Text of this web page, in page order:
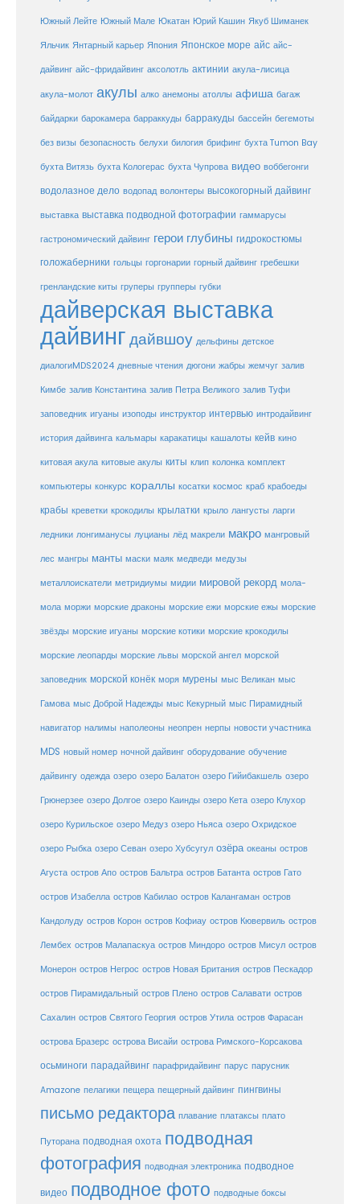
Южный Лейте Южный Мале Юкатан Юрий Кашин Якуб Шиманек
Яльчик Янтарный карьер Япония Японское море айс айс-
дайвинг айс-фридайвинг аксолотль актинии акула-лисица
акула-молот акулы алко анемоны атоллы афиша багаж
байдарки барокамера барраккуды барракуды бассейн бегемоты
без визы безопасность белухи билогия брифинг бухта Tumon Bay
бухта Витязь бухта Кологерас бухта Чупрова видео воббегонги
водолазное дело водопад волонтеры высокогорный дайвинг
выставка выставка подводной фотографии гаммарусы
гастрономический дайвинг герои глубины гидрокостюмы
голожаберники гольцы горгонарии горный дайвинг гребешки
гренландские киты груперы групперы губки
дайверская выставка
дайвингдайвшоу дельфины детское
диалогиMDS2024 дневные чтения дюгони жабры жемчуг залив
Кимбе залив Константина залив Петра Великого залив Туфи
заповедник игуаны изоподы инструктор интервью интродайвинг
история дайвинга кальмары каракатицы кашалоты кейв кино
китовая акула китовые акулы киты клип колонка комплект
компьютеры конкурс кораллы косатки космос краб крабоеды
крабы креветки крокодилы крылатки крыло лангусты ларги
ледники лонгиманусы луцианы лёд макрели макро мангровый
лес мангры манты маски маяк медведи медузы
металлоискатели метридиумы мидии мировой рекорд мола-
мола моржи морские драконы морские ежи морские ежы морские
звёзды морские игуаны морские котики морские крокодилы
морские леопарды морские львы морской ангел морской
заповедник морской конёк моря мурены мыс Великан мыс
Гамова мыс Доброй Надежды мыс Кекурный мыс Пирамидный
навигатор налимы наполеоны неопрен нерпы новости участника
MDS новый номер ночной дайвинг оборудование обучение
дайвингу одежда озеро озеро Балатон озеро Гийибакшель озеро
Грюнерзее озеро Долгое озеро Каинды озеро Кета озеро Клухор
озеро Курильское озеро Медуз озеро Ньяса озеро Охридское
озеро Рыбка озеро Севан озеро Хубсугул озёра океаны остров
Агуста остров Апо остров Бальтра остров Батанта остров Гато
остров Изабелла остров Кабилао остров Калангаман остров
Кандолуду остров Корон остров Кофиау остров Кювервиль остров
Лембех остров Малапаскуа остров Миндоро остров Мисул остров
Монерон остров Негрос остров Новая Британия остров Пескадор
остров Пирамидальный остров Плено остров Салавати остров
Сахалин остров Святого Георгия остров Утила остров Фарасан
острова Бразерс острова Висайи острова Римского-Корсакова
осьминоги парадайвинг парафридайвинг парус парусник
Amazone пелагики пещера пещерный дайвинг пингвины
письмо редактора плавание платаксы плато
Путорана подводная охота подводная
фотография подводная электроника подводное
видео подводное фото подводные боксы